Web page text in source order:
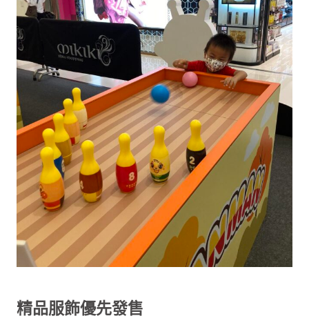
精品服飾優先發售